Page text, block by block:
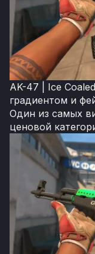
AK-47 | Ice
градиентом и
Один из самых
ценовой